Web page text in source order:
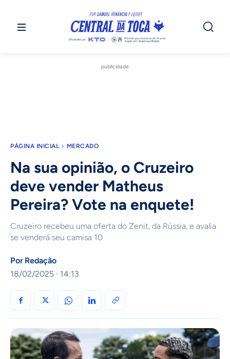
publicidade
PÁGINA INICIAL MERCADO
Na sua opinião, o Cruzeiro
deve vender Matheus
Pereira? Vote na enquete!
Cruzeiro recebeu uma oferta do Zenit, da Rússia, e avalia
se venderá seu camisa 10
Por Redação
18/02/2025 · 14:13